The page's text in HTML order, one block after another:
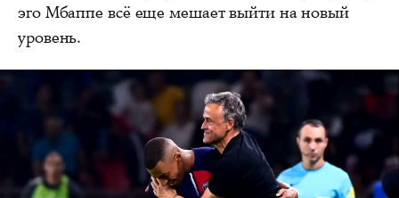
эго Мбаппе всё еще мешает выйти на новый
уровень.